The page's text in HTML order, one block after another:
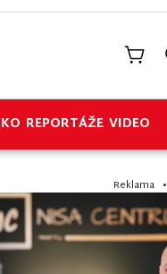
REPORTÁŽE VIDEO
Reklama •